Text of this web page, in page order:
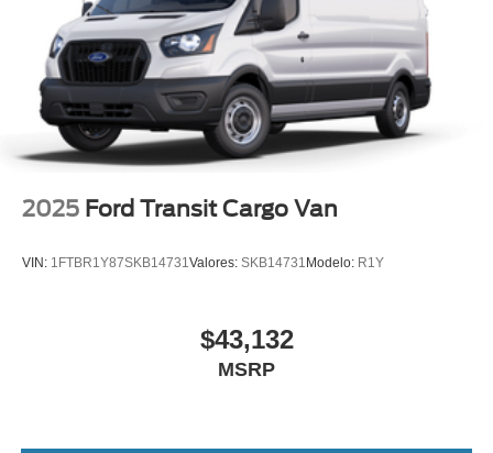
2025 Ford Transit Cargo Van
VIN: 1FTBR1Y87SKB14731Valores: SKB14731 Modelo: R1Y
$43,132
MSRP